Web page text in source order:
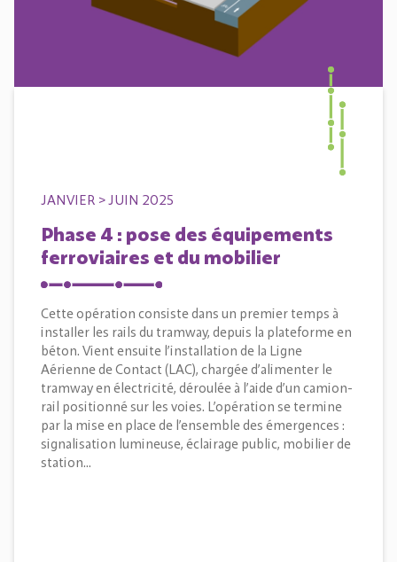
JANVIER > JUIN 2025
Phase 4 : pose des équipements
ferroviaires et du mobilier
Cette opération consiste dans un premier temps à
installer les rails du tramway, depuis la plateforme en
béton. Vient ensuite l’installation de la Ligne
Aérienne de Contact (LAC), chargée d’alimenter le
tramway en électricité, déroulée à l’aide d’un camion-
rail positionné sur les voies. L’opération se termine
par la mise en place de l’ensemble des émergences :
signalisation lumineuse, éclairage public, mobilier de
station…